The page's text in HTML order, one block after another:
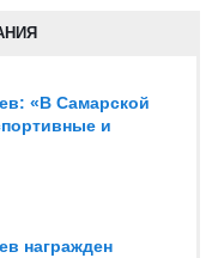
«В Самарской
и
награжден